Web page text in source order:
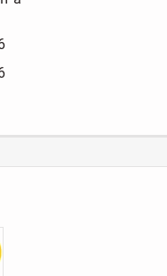
Mieter einen eigenen
oder Eigennutzer, die